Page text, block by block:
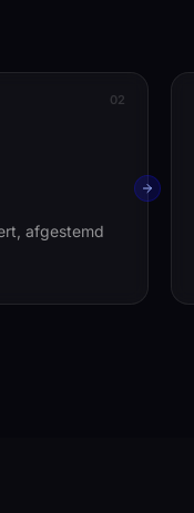
02
afgestemd